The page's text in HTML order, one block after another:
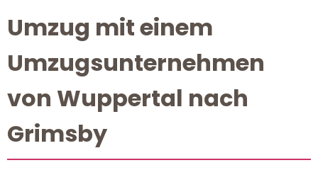
Umzug mit einem
Umzugsunternehmen
von Wuppertal nach
Grimsby